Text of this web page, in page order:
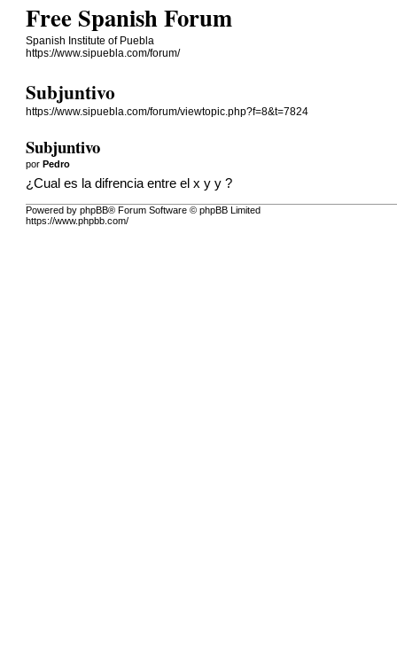
Free Spanish Forum
Spanish Institute of Puebla
https://www.sipuebla.com/forum/
Subjuntivo
https://www.sipuebla.com/forum/viewtopic.php?f=8&t=7824
Subjuntivo
porPedro
¿Cual es la difrencia entre el x y y ?
Powered by phpBB® Forum Software © phpBB Limited
https://www.phpbb.com/